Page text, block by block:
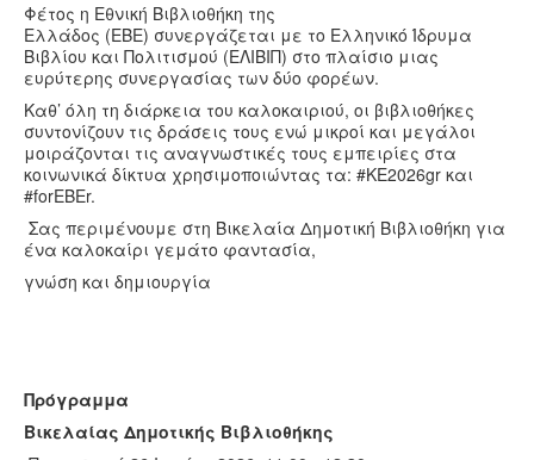
Φέτος η Εθνική Βιβλιοθήκη της
Ελλάδος (ΕΒΕ) συνεργάζεται με το Ελληνικό Ίδρυμα
Βιβλίου και Πολιτισμού (ΕΛΙΒΙΠ) στο πλαίσιο μιας
ευρύτερης συνεργασίας των δύο φορέων.
Καθ’ όλη τη διάρκεια του καλοκαιριού, οι βιβλιοθήκες
συντονίζουν τις δράσεις τους ενώ μικροί και μεγάλοι
μοιράζονται τις αναγνωστικές τους εμπειρίες στα
κοινωνικά δίκτυα χρησιμοποιώντας τα: #ΚΕ2026gr και
#forEBEr.
Σας περιμένουμε στη Βικελαία Δημοτική Βιβλιοθήκη για
ένα καλοκαίρι γεμάτο φαντασία,
γνώση και δημιουργία
Πρόγραμμα
Βικελαίας Δημοτικής Βιβλιοθήκης